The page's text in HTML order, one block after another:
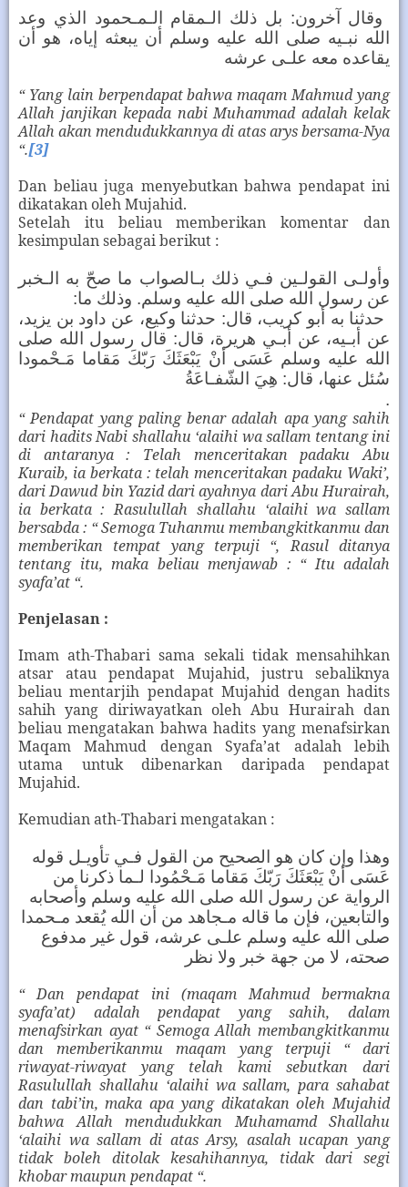
وقال آخرون: بل ذلك الـمقام الـمـحمود الذي وعد
الله نبـيه صلى الله عليه وسلم أن يبعثه إياه، هو أن
يقاعده معه علـى عرشه
“ Yang lain berpendapat bahwa maqam Mahmud yang
Allah janjikan kepada nabi Muhammad adalah kelak
Allah akan mendudukkannya di atas arys bersama-Nya
“.[3]
Dan beliau juga menyebutkan bahwa pendapat ini
dikatakan oleh Mujahid.
Setelah itu beliau memberikan komentar dan
kesimpulan sebagai berikut :
وأولـى القولـين فـي ذلك بـالصواب ما صحّ به الـخبر
عن رسول الله صلى الله عليه وسلم. وذلك ما:
حدثنا به أبو كريب، قال: حدثنا وكيع، عن داود بن يزيد،
عن أبـيه، عن أبـي هريرة، قال: قال رسول الله صلى
الله عليه وسلم عَسَى أنْ يَبْعَثَكَ رَبّكَ مَقاما مَـحْمودا
سُئل عنها، قال: هِيَ الشّفـاعَةُ
.
“ Pendapat yang paling benar adalah apa yang sahih
dari hadits Nabi shallahu ‘alaihi wa sallam tentang ini
di antaranya : Telah menceritakan padaku Abu
Kuraib, ia berkata : telah menceritakan padaku Waki’,
dari Dawud bin Yazid dari ayahnya dari Abu Hurairah,
ia berkata : Rasulullah shallahu ‘alaihi wa sallam
bersabda : “ Semoga Tuhanmu membangkitkanmu dan
memberikan tempat yang terpuji “, Rasul ditanya
tentang itu, maka beliau menjawab : “ Itu adalah
syafa’at “.
Penjelasan :
Imam ath-Thabari sama sekali tidak mensahihkan
atsar atau pendapat Mujahid, justru sebaliknya
beliau mentarjih pendapat Mujahid dengan hadits
sahih yang diriwayatkan oleh Abu Hurairah dan
beliau mengatakan bahwa hadits yang menafsirkan
Maqam Mahmud dengan Syafa’at adalah lebih
utama untuk dibenarkan daripada pendapat
Mujahid.
Kemudian ath-Thabari mengatakan :
وهذا وإن كان هو الصحيح من القول فـي تأويـل قوله
عَسَى أنْ يَبْعَثَكَ رَبّكَ مَقاما مَـحْمُودا لـما ذكرنا من
الرواية عن رسول الله صلى الله عليه وسلم وأصحابه
والتابعين، فإن ما قاله مـجاهد من أن الله يُقعد مـحمدا
صلى الله عليه وسلم علـى عرشه، قول غير مدفوع
صحته، لا من جهة خبر ولا نظر
“ Dan pendapat ini (maqam Mahmud bermakna
syafa’at) adalah pendapat yang sahih, dalam
menafsirkan ayat “ Semoga Allah membangkitkanmu
dan memberikanmu maqam yang terpuji “ dari
riwayat-riwayat yang telah kami sebutkan dari
Rasulullah shallahu ‘alaihi wa sallam, para sahabat
dan tabi’in, maka apa yang dikatakan oleh Mujahid
bahwa Allah mendudukkan Muhamamd Shallahu
‘alaihi wa sallam di atas Arsy, asalah ucapan yang
tidak boleh ditolak kesahihannya, tidak dari segi
khobar maupun pendapat “.